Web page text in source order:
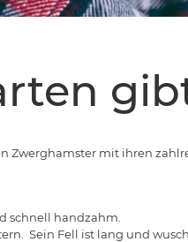
Zwerghamster mit ihren
schnell handzahm.
Sein Fell ist lang und